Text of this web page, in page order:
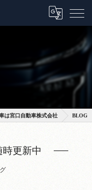
は宮口自動車株式会社 BLOG
更新中